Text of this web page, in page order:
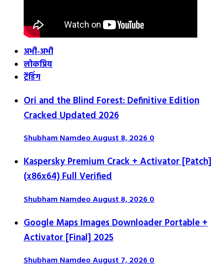
अभी-अभी
लोकप्रिय
ट्रेंडिंग
Ori and the Blind Forest: Definitive Edition
Cracked Updated 2026
Shubham NamdeoAugust 8, 20260
Kaspersky Premium Crack + Activator [Patch]
(x86x64) Full Verified
Shubham NamdeoAugust 8, 20260
Google Maps Images Downloader Portable +
Activator [Final] 2025
Shubham NamdeoAugust 7, 20260